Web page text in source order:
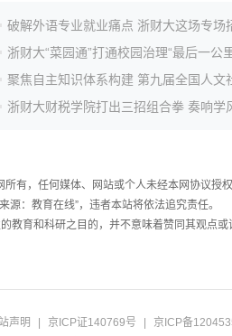
破解外语专业就业痛点 浙财大这场专场
浙财大“菜园通”打通校园治理“最后一公
浙财大财税学院打出三招组合拳 奏响学
有，任何媒体、网站或个人未经本网协议授
：教育在线”，违者本站将依法追究责任。
育和科研之目的，并不意味着赞同其观点
声明 京ICP证140769号 京ICP备